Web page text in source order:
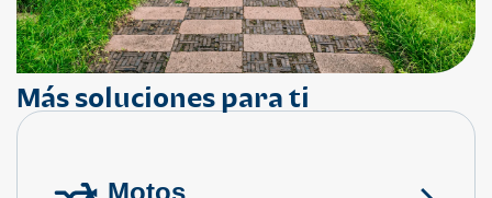
Más soluciones para ti
Motos